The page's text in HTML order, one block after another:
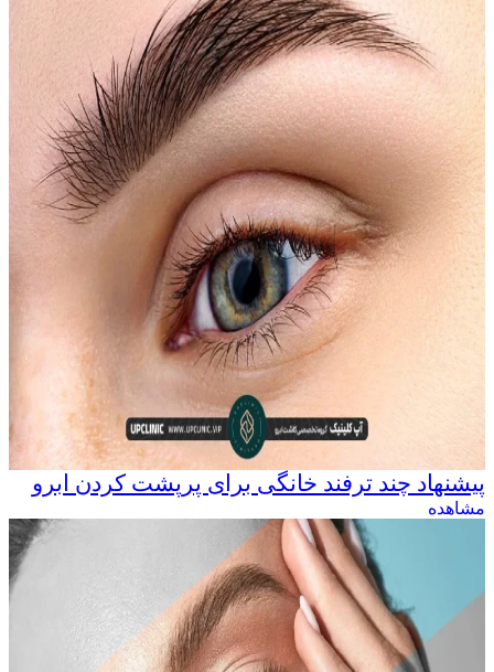
پیشنهاد چند ترفند خانگی برای پرپشت کردن ابرو
مشاهده